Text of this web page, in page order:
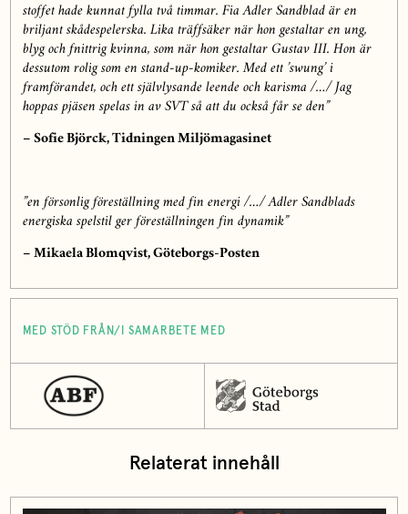
stoffet hade kunnat fylla två timmar. Fia Adler Sandblad är en
briljant skådespelerska. Lika träffsäker när hon gestaltar en ung,
blyg och fnittrig kvinna, som när hon gestaltar Gustav III. Hon är
dessutom rolig som en stand-up-komiker. Med ett ’swung’ i
framförandet, och ett självlysande leende och karisma /…/ Jag
hoppas pjäsen spelas in av SVT så att du också får se den”
– Sofie Björck, Tidningen Miljömagasinet
”en försonlig föreställning med fin energi /…/ Adler Sandblads
energiska spelstil ger föreställningen fin dynamik”
– Mikaela Blomqvist, Göteborgs-Posten
MED STÖD FRÅN/I SAMARBETE MED
Relaterat innehåll